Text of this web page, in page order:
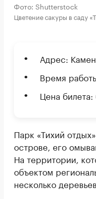
Фото: Shutterstock
Цветение сакуры в саду
Адрес:
Время
Цена
Парк «Тихий
острове, его
На территории,
объектом
несколько